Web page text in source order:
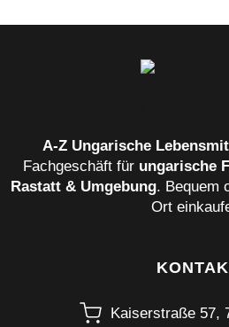
A‑Z Ungarische
Fachgeschäft für ungarische
Rastatt & Umgebung. Bequem
Ort
Kaiserstraße 57,